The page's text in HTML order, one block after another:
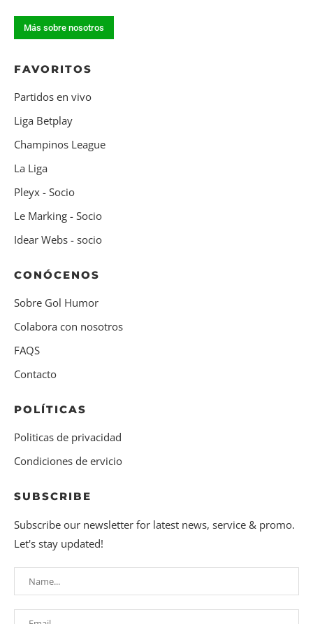
Más sobre nosotros
FAVORITOS
Partidos en vivo
Liga Betplay
Champinos League
La Liga
Pleyx - Socio
Le Marking - Socio
Idear Webs - socio
CONÓCENOS
Sobre Gol Humor
Colabora con nosotros
FAQS
Contacto
POLÍTICAS
Politicas de privacidad
Condiciones de ervicio
SUBSCRIBE
Subscribe our newsletter for latest news, service & promo.
Let's stay updated!